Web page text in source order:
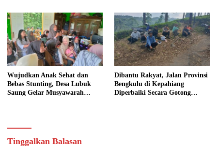
Wujudkan Anak Sehat dan
Bebas Stunting, Desa Lubuk
Saung Gelar Musyawarah
Dibantu Rakyat, Jalan Provinsi
Bengkulu di Kepahiang
Diperbaiki Secara Gotong
Tinggalkan Balasan